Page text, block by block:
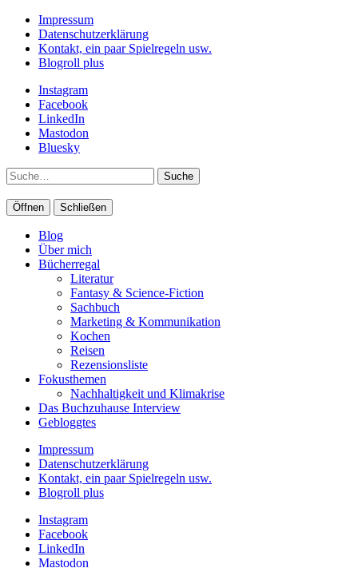
Impressum
Datenschutzerklärung
Kontakt, ein paar Spielregeln usw.
Blogroll plus
Instagram
Facebook
LinkedIn
Mastodon
Bluesky
Suche
Öffnen Schließen
Blog
Über mich
Bücherregal
Literatur
Fantasy & Science-Fiction
Sachbuch
Marketing & Kommunikation
Kochen
Reisen
Rezensionsliste
Fokusthemen
Nachhaltigkeit und Klimakrise
Das Buchzuhause Interview
Gebloggtes
Impressum
Datenschutzerklärung
Kontakt, ein paar Spielregeln usw.
Blogroll plus
Instagram
Facebook
LinkedIn
Mastodon